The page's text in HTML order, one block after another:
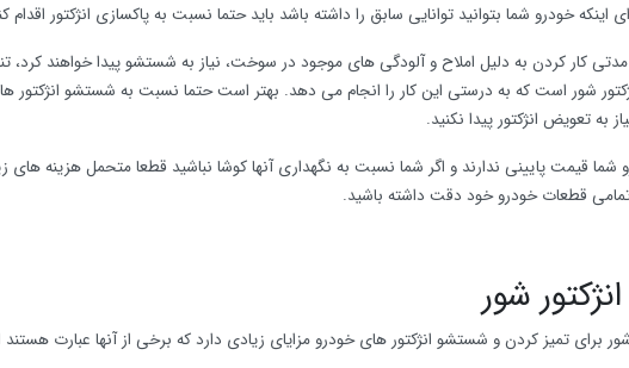
اینکه خودرو شما بتوانید توانایی سابق را داشته باشد باید حتما نسبت به پاکسازی انژکتور اقدام
کار کردن به دلیل املاح و آلودگی های موجود در سوخت، نیاز به شستشو پیدا خواهند کرد،
شور است که به درستی این کار را انجام می دهد. بهتر است حتما نسبت به شستشو انژکتور
به تعویض انژکتور پیدا نکنید.
شما قیمت پایینی ندارند و اگر شما نسبت به نگهداری آنها کوشا نباشید قطعا متحمل هزینه های
تمامی قطعات خودرو خود دقت داشته باشید.
شور
شور برای تمیز کردن و شستشو انژکتور های خودرو مزایای زیادی دارد که برخی از آنها عبارت هستند